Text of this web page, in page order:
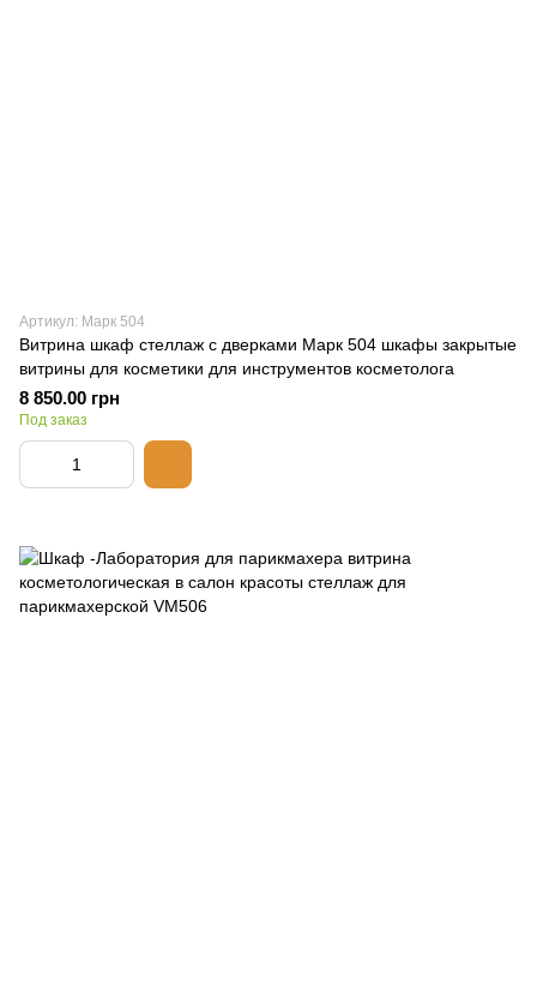
Артикул: Марк 504
Витрина шкаф стеллаж с дверками Марк 504 шкафы закрытые
витрины для косметики для инструментов косметолога
8 850.00 грн
Под заказ